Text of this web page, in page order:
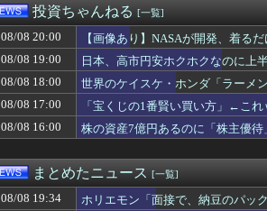
「外国人受け入れ反対」大幅増56.3(%) 東大調
【福岡県議会】政治資金パーティー開催の松尾
【犬笛】毎日新聞「ふるさと納税の返礼品に『
【うさぎおいしい】「ウサギの島」生態系に異
【大阪】フェラーリを手がけたピニンファリー
放課後、弓袋を背負って練習へ向かう女子高生
「BYD RACCOは利便性より安全性を優先した設
【拡散希望】辺野古転覆事故遺族が「全容解明
台風13号は中国大陸に行ったけど、15号の予想
北朝鮮の弾道ミサイル部隊、ロシアのヴォロネ
「外国人受け入れ反対」大幅増 若い世代で多く
こいつに金を流す政党って 〜 立憲民主ブレー
投資ちゃんねる [一覧]
08/08 20:00
【画像あり】NASAが開発、着る
08/08 19:00
日本、高市円安ホクホクなのに上
08/08 18:00
世界のケイスケ・ホンダ「ラーメ
08/08 17:00
「宝くじの1番賢い買い方」←これ
08/08 16:00
株の資産7億円あるのに「株主優
まとめたニュース [一覧]
08/08 19:34
ホリエモン「面接で、納豆のパッ